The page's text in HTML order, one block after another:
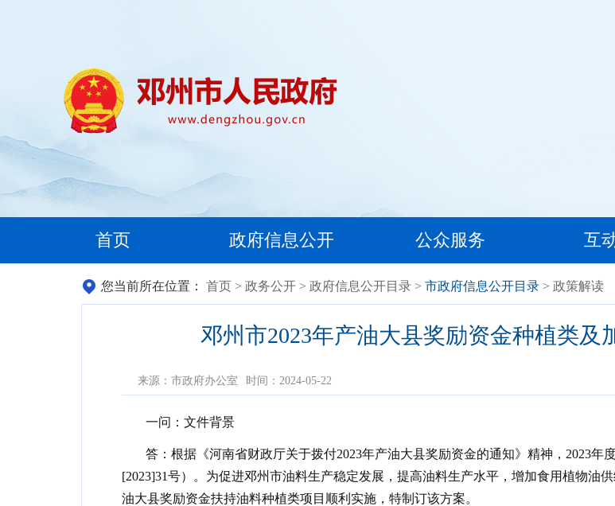
首页 政府信息公开 公众服务 互
您当前所在位置： 首页 > 政务公开 > 政府信息公开目录 > 市政府信息公开目录 > 政策解读
邓州市2023年产油大县奖励资金种植类及
来源：市政府办公室 时间：2024-05-22
一问：文件背景
答：根据《河南省财政厅关于拨付2023年产油大县奖励资金的通知》精神，2023年
[2023]31号）。为促进邓州市油料生产稳定发展，提高油料生产水平，增加食用植物油
油大县奖励资金扶持油料种植类项目顺利实施，特制订该方案。